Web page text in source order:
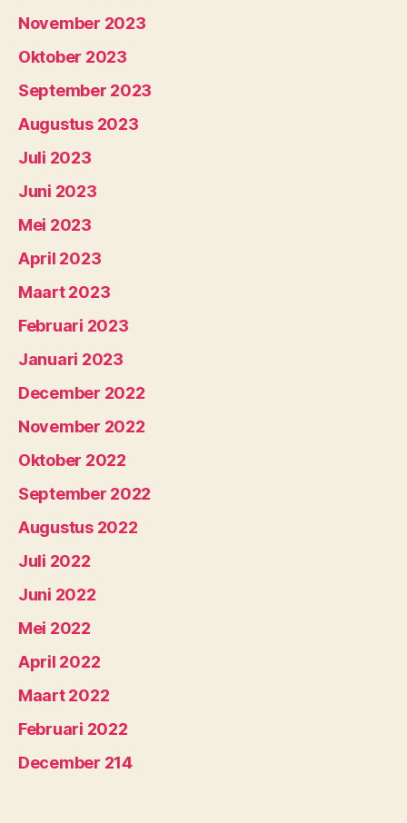
November 2023
Oktober 2023
September 2023
Augustus 2023
Juli 2023
Juni 2023
Mei 2023
April 2023
Maart 2023
Februari 2023
Januari 2023
December 2022
November 2022
Oktober 2022
September 2022
Augustus 2022
Juli 2022
Juni 2022
Mei 2022
April 2022
Maart 2022
Februari 2022
December 214